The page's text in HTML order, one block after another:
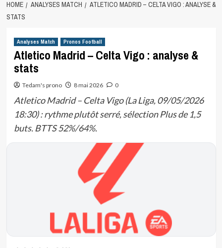
HOME ANALYSES MATCH
ATLETICO MADRID – CELTA VIGO : ANALYSE &
STATS
Analyses Match Pronos Football
Atletico Madrid – Celta Vigo : analyse &
stats
Tedam's prono 8 mai 2026 0
Atletico Madrid – Celta Vigo (La Liga, 09/05/2026
18:30) : rythme plutôt serré, sélection Plus de 1,5
buts. BTTS 52%/64%.